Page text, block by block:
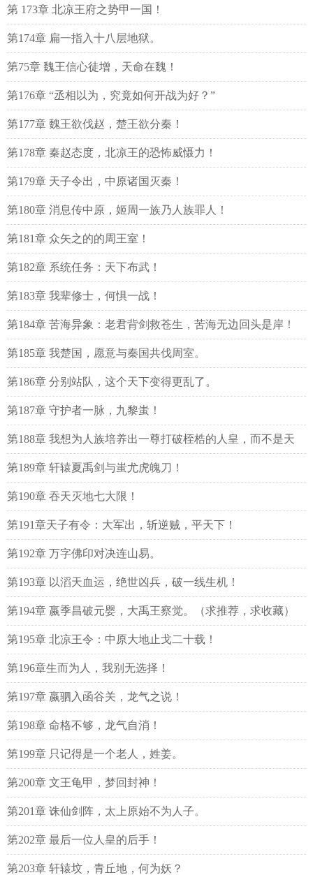
第 173章 北凉王府之势甲一国！
第174章 扁一指入十八层地狱。
第75章 魏王信心徒增，天命在魏！
第176章 “丞相以为，究竟如何开战为好？”
第177章 魏王欲伐赵，楚王欲分秦！
第178章 秦赵态度，北凉王的恐怖威慑力！
第179章 天子令出，中原诸国灭秦！
第180章 消息传中原，姬周一族乃人族罪人！
第181章 众矢之的的周王室！
第182章 系统任务：天下布武！
第183章 我辈修士，何惧一战！
第184章 苦海异象：老君背剑救苍生，苦海无边回头是岸！
第185章 我楚国，愿意与秦国共伐周室。
第186章 分别站队，这个天下变得更乱了。
第187章 守护者一脉，九黎蚩！
第188章 我想为人族培养出一尊打破桎梏的人皇，而不是天
子。
第189章 轩辕夏禹剑与蚩尤虎魄刀！
第190章 吞天灭地七大限！
第191章天子有令：大军出，斩逆贼，平天下！
第192章 万字佛印对决连山易。
第193章 以滔天血运，绝世凶兵，破一线生机！
第194章 嬴季昌破元婴，大禹王察觉。（求推荐，求收藏）
第195章 北凉王令：中原大地止戈二十载！
第196章生而为人，我别无选择！
第197章 嬴驷入函谷关，龙气之说！
第198章 命格不够，龙气自消！
第199章 只记得是一个老人，姓姜。
第200章 文王龟甲，梦回封神！
第201章 诛仙剑阵，太上原始不为人子。
第202章 最后一位人皇的后手！
第203章 轩辕坟，青丘地，何为妖？